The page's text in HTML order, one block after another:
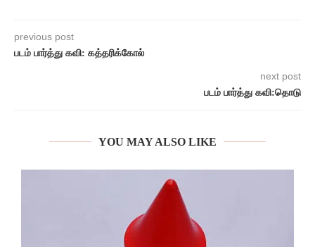
previous post
படம் பார்த்து கவி: கத்தரிக்கோல்
next post
படம் பார்த்து கவி:தொடு
YOU MAY ALSO LIKE